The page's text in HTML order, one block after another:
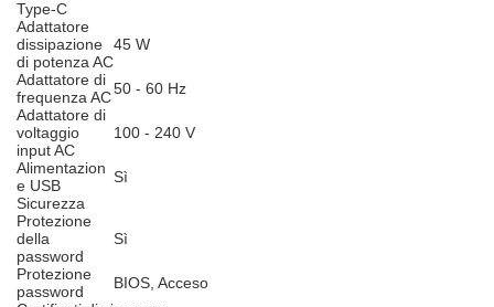
Type-C
Adattatore
dissipazione
di potenza AC
45 W
Adattatore di
frequenza AC50 - 60 Hz
Adattatore di
voltaggio
input AC
100 - 240 V
Alimentazion
e USB
Sì
Sicurezza
Protezione
della
password
Sì
Protezione
password
BIOS, Acceso